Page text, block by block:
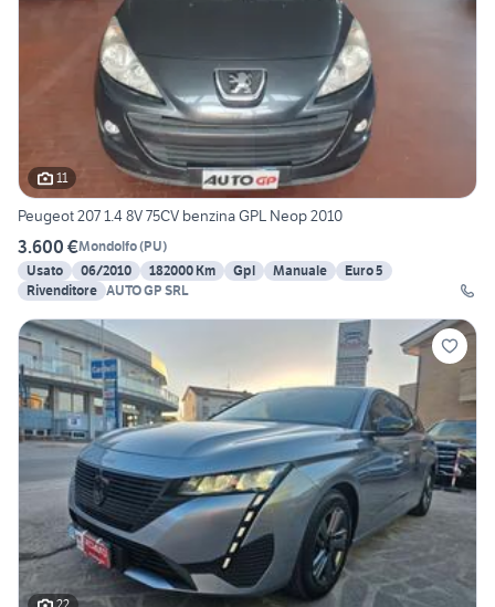
11
Peugeot 207 1.4 8V 75CV benzina GPL Neop 2010
3.600 €Mondolfo(PU)
Usato
06/2010 182000 Km Gpl Manuale
Euro 5
Rivenditore AUTO GP SRL